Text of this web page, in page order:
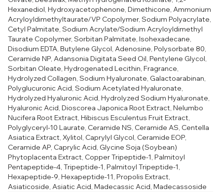
Hexanediol, Hydroxyacetophenone, Dimethicone, Ammonium
Acryloyldimethyltaurate/VP Copolymer, Sodium Polyacrylate,
Cetyl Palmitate, Sodium Acrylate/Sodium Acryloyldimethyl
Taurate Copolymer, Sorbitan Palmitate, Isohexadecane,
Disodium EDTA, Butylene Glycol, Adenosine, Polysorbate 80,
Ceramide NP, Adansonia Digitata Seed Oil, Pentylene Glycol,
Sorbitan Oleate, Hydrogenated Lecithin, Fragrance,
Hydrolyzed Collagen, Sodium Hyaluronate, Galactoarabinan,
Polyglucuronic Acid, Sodium Acetylated Hyaluronate,
Hydrolyzed Hyaluronic Acid, Hydrolyzed Sodium Hyaluronate,
Hyaluronic Acid, Dioscorea Japonica Root Extract, Nelumbo
Nucifera Root Extract, Hibiscus Esculentus Fruit Extract,
Polyglyceryl-10 Laurate, Ceramide NS, Ceramide AS, Centella
Asiatica Extract, Xylitol, Caprylyl Glycol, Ceramide EOP,
Ceramide AP, Caprylic Acid, Glycine Soja (Soybean)
Phytoplacenta Extract, Copper Tripeptide-1, Palmitoyl
Pentapeptide-4, Tripeptide-1, Palmitoyl Tripeptide-1,
Hexapeptide-9, Hexapeptide-11, Propolis Extract,
Asiaticoside, Asiatic Acid, Madecassic Acid, Madecassoside